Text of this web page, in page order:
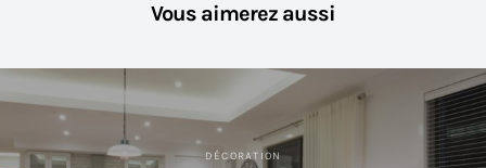
Vous aimerez aussi
DÉCORATION